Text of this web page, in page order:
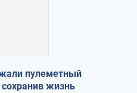
пулеметный
сохранив жизнь